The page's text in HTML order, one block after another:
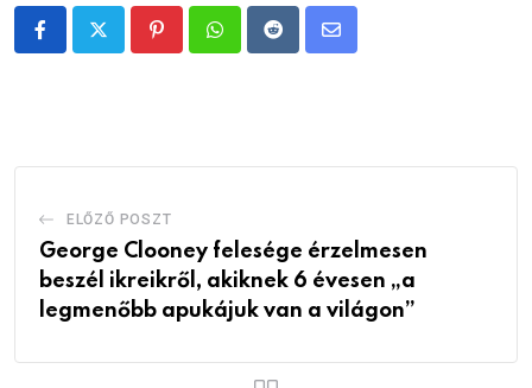
PinterestWhatsappRedditShare
ELŐZŐ POSZT
George Clooney felesége érzelmesen
beszél ikreikről, akiknek 6 évesen „a
legmenőbb apukájuk van a világon”